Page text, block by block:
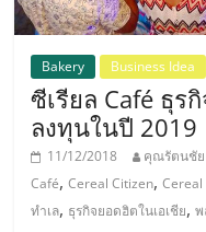
แฟ
รน
ไชส์"
"ศูนย์
รวม
Bakery Business Idea
ซีเรียล Café ธุร
ลงทุนในปี 2019
11/12/2018 คุณรัตนชัย
Café,Cereal Citizen,Cereal
ทำเล, ธุรกิจยอดฮิตในเอเชีย,พ